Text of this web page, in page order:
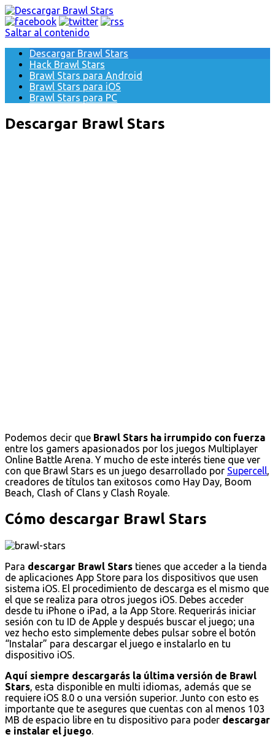
Saltar al contenido
Descargar Brawl Stars
Hack Brawl Stars
Brawl Stars para Android
Brawl Stars para iOS
Brawl Stars para PC
Descargar Brawl Stars
Podemos decir que Brawl Stars ha irrumpido con fuerza
entre los gamers apasionados por los juegos Multiplayer
Online Battle Arena. Y mucho de este interés tiene que ver
con que Brawl Stars es un juego desarrollado por Supercell,
creadores de títulos tan exitosos como Hay Day, Boom
Beach, Clash of Clans y Clash Royale.
Cómo descargar Brawl Stars
Para descargar Brawl Stars tienes que acceder a la tienda
de aplicaciones App Store para los dispositivos que usen
sistema iOS. El procedimiento de descarga es el mismo que
el que se realiza para otros juegos iOS. Debes acceder
desde tu iPhone o iPad, a la App Store. Requerirás iniciar
sesión con tu ID de Apple y después buscar el juego; una
vez hecho esto simplemente debes pulsar sobre el botón
“Instalar” para descargar el juego e instalarlo en tu
dispositivo iOS.
Aquí siempre descargarás la última versión de Brawl
Stars, esta disponible en multi idiomas, además que se
requiere iOS 8.0 o una versión superior. Junto con esto es
importante que te asegures que cuentas con al menos 103
MB de espacio libre en tu dispositivo para poder descargar
e instalar el juego.